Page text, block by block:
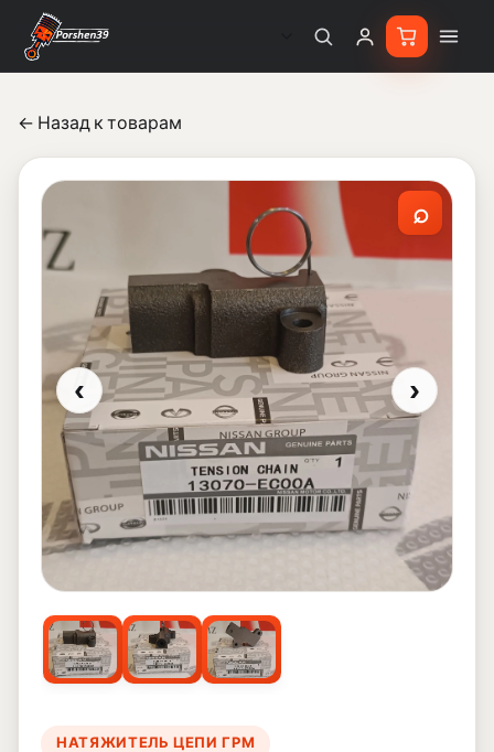
← Назад к товарам
‹
⌕
›
НАТЯЖИТЕЛЬ ЦЕПИ ГРМ